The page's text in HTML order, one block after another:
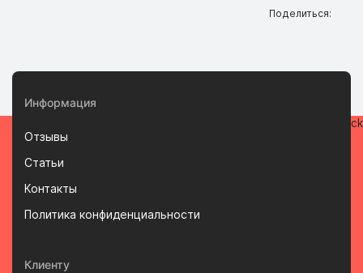
Поделиться:
Информация
Отзывы
Статьи
Контакты
Политика конфиденциальности
Клиенту